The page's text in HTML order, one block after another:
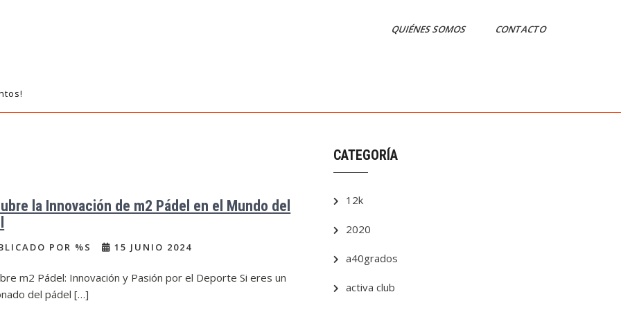
QUIÉNES SOMOS CONTACTO
la Innovación de m2 Pádel en el Mundo del
POR %S 15 JUNIO 2024
m2 Pádel: Innovación y Pasión por el Deporte Si eres un
del pádel […]
CATEGORÍA
12k
2020
a40grados
activa club